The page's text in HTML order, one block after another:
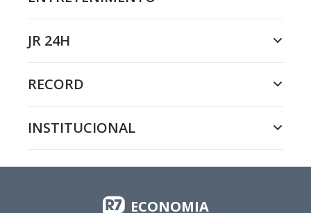
JR 24H
RECORD
INSTITUCIONAL
ECONOMIA